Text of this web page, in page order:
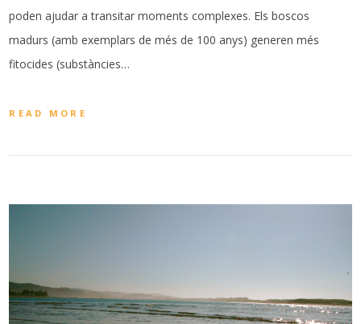
poden ajudar a transitar moments complexes. Els boscos
madurs (amb exemplars de més de 100 anys) generen més
fitocides (substàncies…
READ MORE